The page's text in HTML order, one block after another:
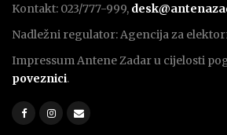
Kontakt: 023/777-999,
Nadležni regulator: Agencija za
Impressum Antene Zadar u cijelosti
poveznici.